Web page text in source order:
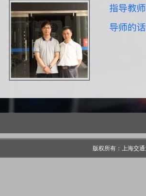
版权所有：上海交